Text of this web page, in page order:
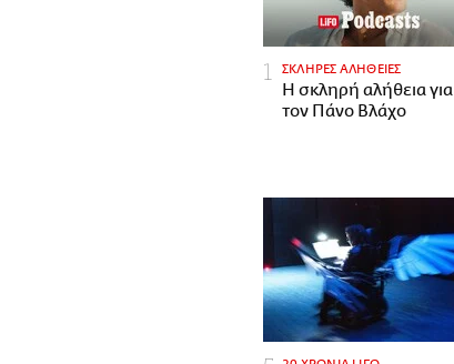
ΣΚΛΗΡΕΣ ΑΛΗΘΕΙΕΣ
H σκληρή αλήθεια για
τον Πάνο Βλάχο